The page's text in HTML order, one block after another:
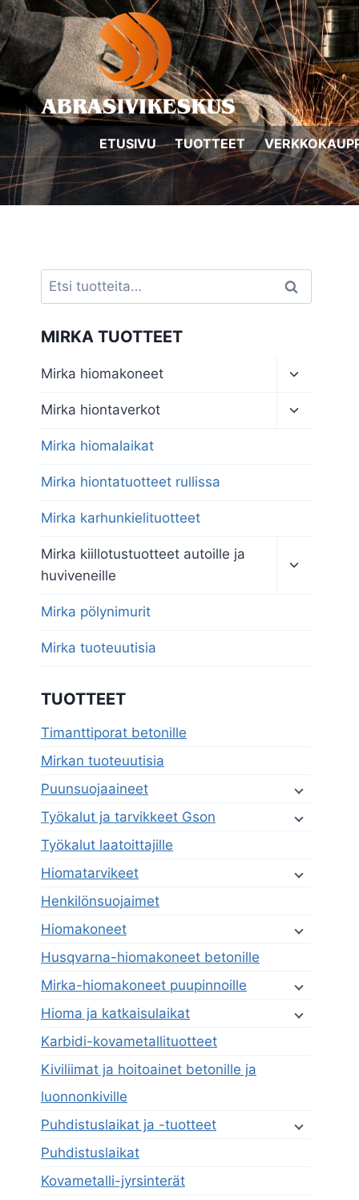
Siirry
sisältöön
ETUSIVU TUOTTEET
Etsi: Haku
MIRKA TUOTTEET
Mirka hiomakoneet
Toggle
menu
Mirka hiontaverkot
Toggle
Mirka hiomalaikat
Mirka hiontatuotteet rullissa
Mirka karhunkielituotteet
Mirka kiillotustuotteet autoille ja
huviveneille
child
Mirka pölynimurit
Mirka tuoteuutisia
TUOTTEET
Timanttiporat betonille
Mirkan tuoteuutisia
Puunsuojaaineet
Työkalut ja tarvikkeet Gson
Työkalut laatoittajille
Hiomatarvikeet
Henkilönsuojaimet
Hiomakoneet
Husqvarna-hiomakoneet betonille
Mirka-hiomakoneet puupinnoille
Hioma ja katkaisulaikat
Karbidi-kovametallituotteet
Kiviliimat ja hoitoainet betonille ja
luonnonkiville
Puhdistuslaikat ja -tuotteet
Puhdistuslaikat
Kovametalli-jyrsinterät